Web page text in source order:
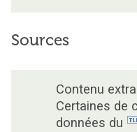
Sources
Contenu
Certaines de
données du